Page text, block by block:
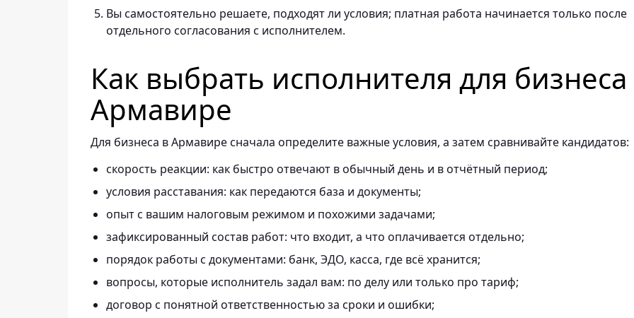
Вы самостоятельно решаете, подходят ли условия; платная работа начинается только после
отдельного согласования с исполнителем.
Как выбрать исполнителя для бизнеса
Армавире
Для бизнеса в Армавире сначала определите важные условия, а затем сравнивайте кандидатов:
скорость реакции: как быстро отвечают в обычный день и в отчётный период;
условия расставания: как передаются база и документы;
опыт с вашим налоговым режимом и похожими задачами;
зафиксированный состав работ: что входит, а что оплачивается отдельно;
порядок работы с документами: банк, ЭДО, касса, где всё хранится;
вопросы, которые исполнитель задал вам: по делу или только про тариф;
договор с понятной ответственностью за сроки и ошибки;